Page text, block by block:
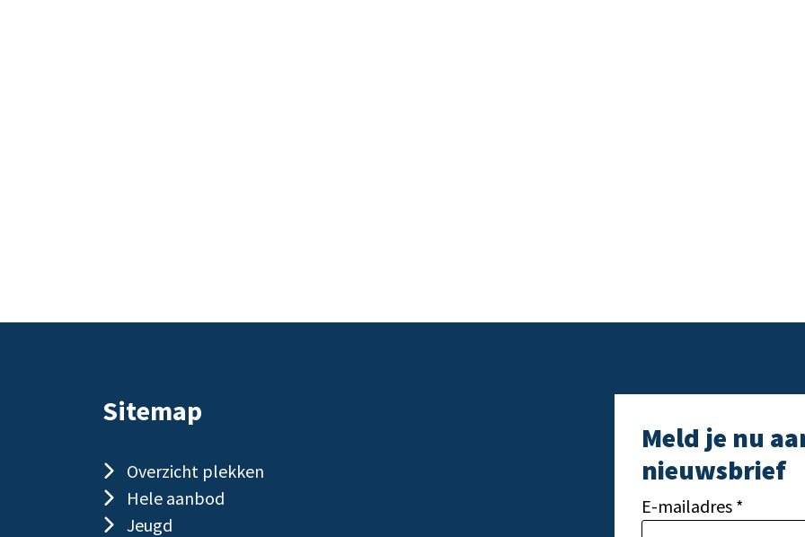
Sitemap
Overzicht plekken
Hele aanbod
Jeugd
Meld je nu
nieuwsbrief
E-mailadres *